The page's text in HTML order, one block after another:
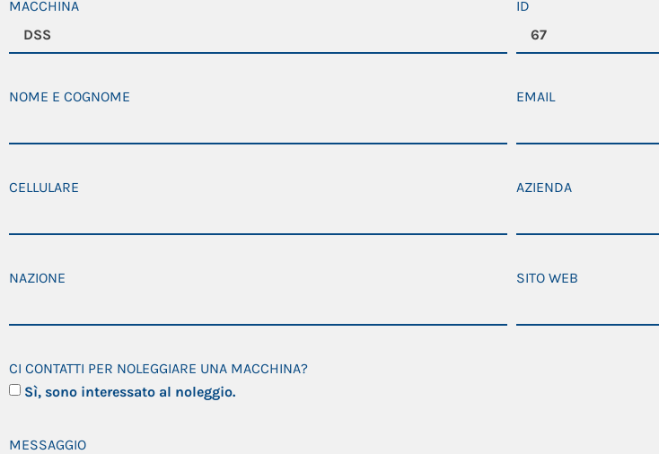
MACCHINA ID
NOME E COGNOME EMAIL
CELLULARE AZIENDA
NAZIONE SITO WEB
CI CONTATTI PER NOLEGGIARE UNA MACCHINA?
Sì, sono interessato al noleggio.
MESSAGGIO